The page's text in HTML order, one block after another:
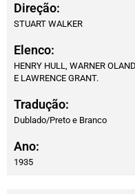
Direção:
STUART WALKER
Elenco:
HENRY HULL, WARNER
E LAWRENCE GRANT.
Tradução:
Dublado/Preto e Branco
Ano:
1935